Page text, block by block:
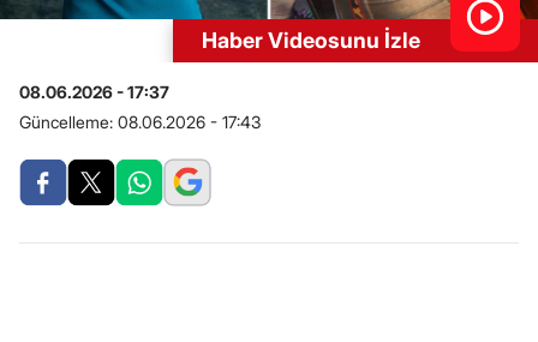
Haber Videosunu İzle
08.06.2026 - 17:37
Güncelleme: 08.06.2026 - 17:43